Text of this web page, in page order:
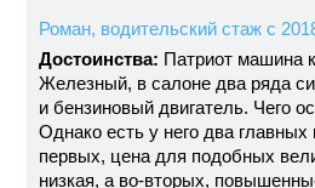
Роман, водительский стаж с
Достоинства: Патриот машина
Железный, в салоне два ряда
и бензиновый двигатель. Чего
Однако есть у него два
первых, цена для подобных
низкая, а во-вторых,